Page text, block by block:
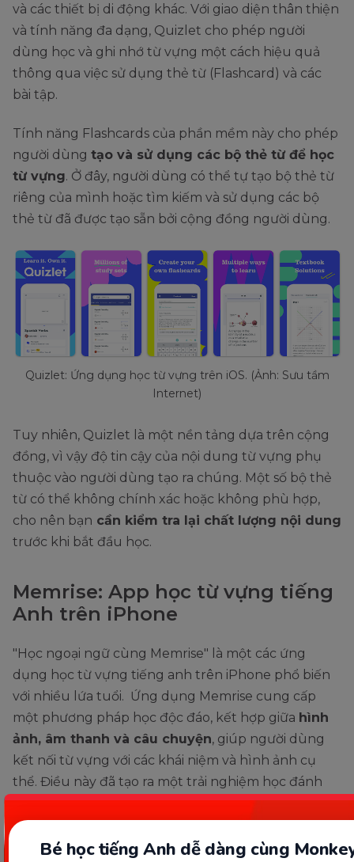
Bé học tiếng Anh dễ dàng cùng
và các thiết bị di động khác. Với giao diện thân thiện
và tính năng đa dạng, Quizlet cho phép người
dùng học và ghi nhớ từ vựng một cách hiệu quả
thông qua việc sử dụng thẻ từ (Flashcard) và các
bài tập.
Tính năng Flashcards của phần mềm này cho phép
người dùng tạo và sử dụng các bộ thẻ từ để học
từ vựng. Ở đây, người dùng có thể tự tạo bộ thẻ từ
riêng của mình hoặc tìm kiếm và sử dụng các bộ
thẻ từ đã được tạo sẵn bởi cộng đồng người dùng.
Quizlet: Ứng dụng học từ vựng trên iOS. (Ảnh: Sưu tầm
Internet)
Tuy nhiên, Quizlet là một nền tảng dựa trên cộng
đồng, vì vậy độ tin cậy của nội dung từ vựng phụ
thuộc vào người dùng tạo ra chúng. Một số bộ thẻ
từ có thể không chính xác hoặc không phù hợp,
cho nên bạn cần kiểm tra lại chất lượng nội dung
trước khi bắt đầu học.
Memrise: App học từ vựng tiếng
Anh trên iPhone
"Học ngoại ngữ cùng Memrise" là một các ứng
dụng học từ vựng tiếng anh trên iPhone phổ biến
với nhiều lứa tuổi. Ứng dụng Memrise cung cấp
một phương pháp học độc đáo, kết hợp giữa hình
ảnh, âm thanh và câu chuyện, giúp người dùng
kết nối từ vựng với các khái niệm và hình ảnh cụ
thể. Điều này đã tạo ra một trải nghiệm học đánh
nhớ và gây hứng thú, giúp người dùng học và ghi
nhớ từ vựng tiếng Anh một cách tự nhiên.